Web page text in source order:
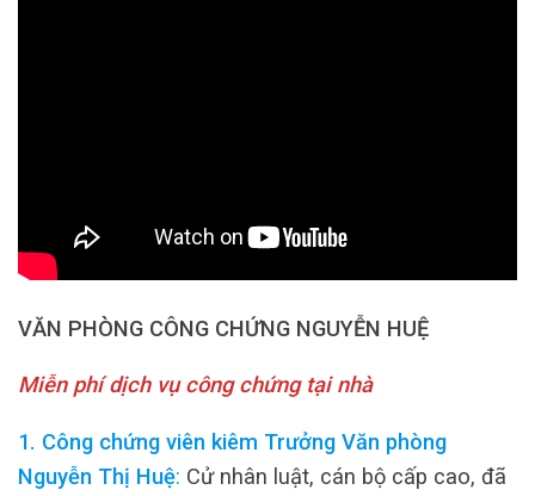
VĂN PHÒNG CÔNG CHỨNG NGUYỄN HUỆ
Miễn phí dịch vụ công chứng tại nhà
1. Công chứng viên kiêm Trưởng Văn phòng
Nguyễn Thị Huệ: Cử nhân luật, cán bộ cấp cao, đã